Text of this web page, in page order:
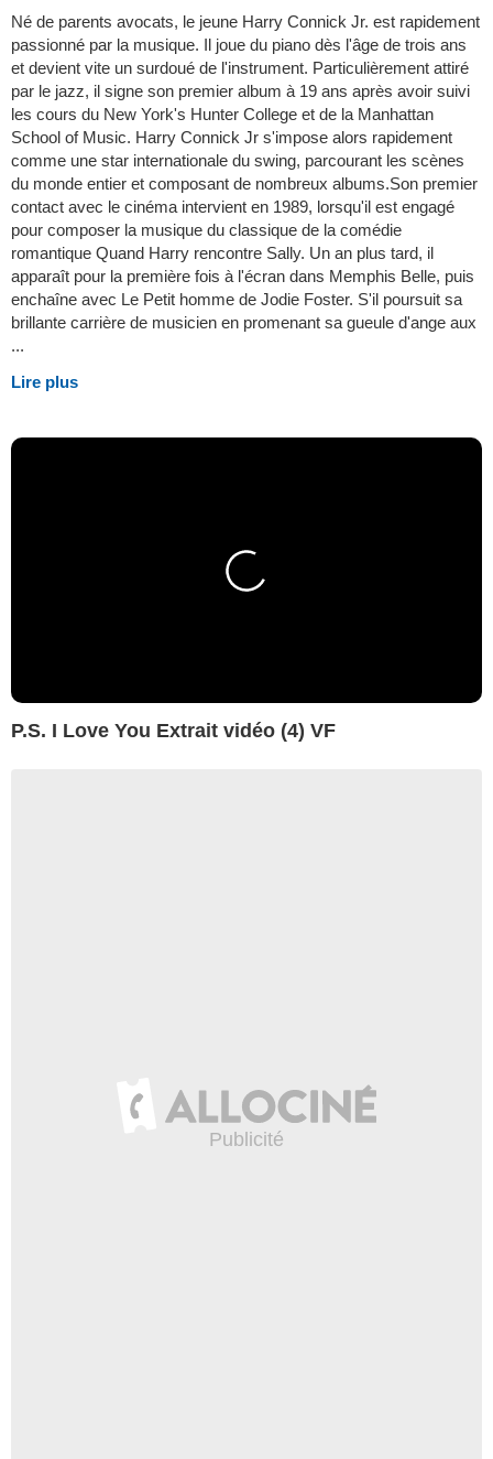
Né de parents avocats, le jeune Harry Connick Jr. est rapidement
passionné par la musique. Il joue du piano dès l'âge de trois ans
et devient vite un surdoué de l'instrument. Particulièrement attiré
par le jazz, il signe son premier album à 19 ans après avoir suivi
les cours du New York's Hunter College et de la Manhattan
School of Music. Harry Connick Jr s'impose alors rapidement
comme une star internationale du swing, parcourant les scènes
du monde entier et composant de nombreux albums.Son premier
contact avec le cinéma intervient en 1989, lorsqu'il est engagé
pour composer la musique du classique de la comédie
romantique Quand Harry rencontre Sally. Un an plus tard, il
apparaît pour la première fois à l'écran dans Memphis Belle, puis
enchaîne avec Le Petit homme de Jodie Foster. S'il poursuit sa
brillante carrière de musicien en promenant sa gueule d'ange aux
...
Lire plus
P.S. I Love You Extrait vidéo (4) VF